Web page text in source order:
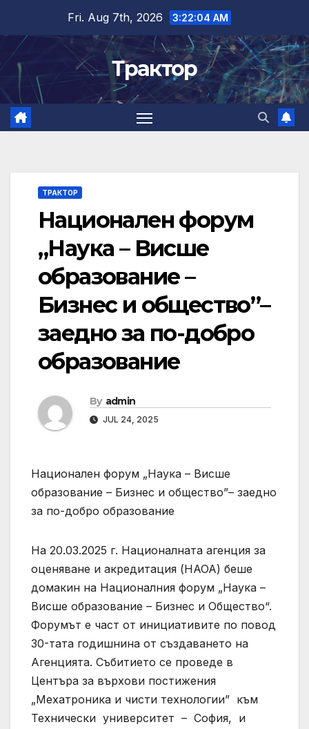
content
Fri. Aug 7th, 2026 3:22:06 AM
Трактор
ТРАКТОР
Национален форум
„Наука – Висше
образование –
Бизнес и общество”–
заедно за по-добро
образование
By admin
JUL 24, 2025
Национален форум „Наука – Висше
образование – Бизнес и общество”– заедно
за по-добро образование
На 20.03.2025 г. Националната агенция за
оценяване и акредитация (НАОА) беше
домакин на Националния форум „Наука –
Висше образование – Бизнес и Общество“.
Форумът е част от инициативите по повод
30-тата годишнина от създаването на
Агенцията. Събитието се проведе в
Центъра за върхови постижения
„Мехатроника и чисти технологии” към
Технически университет – София, и